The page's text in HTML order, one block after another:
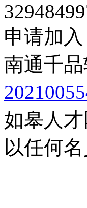
申请加入
南通千
如皋人
以任何